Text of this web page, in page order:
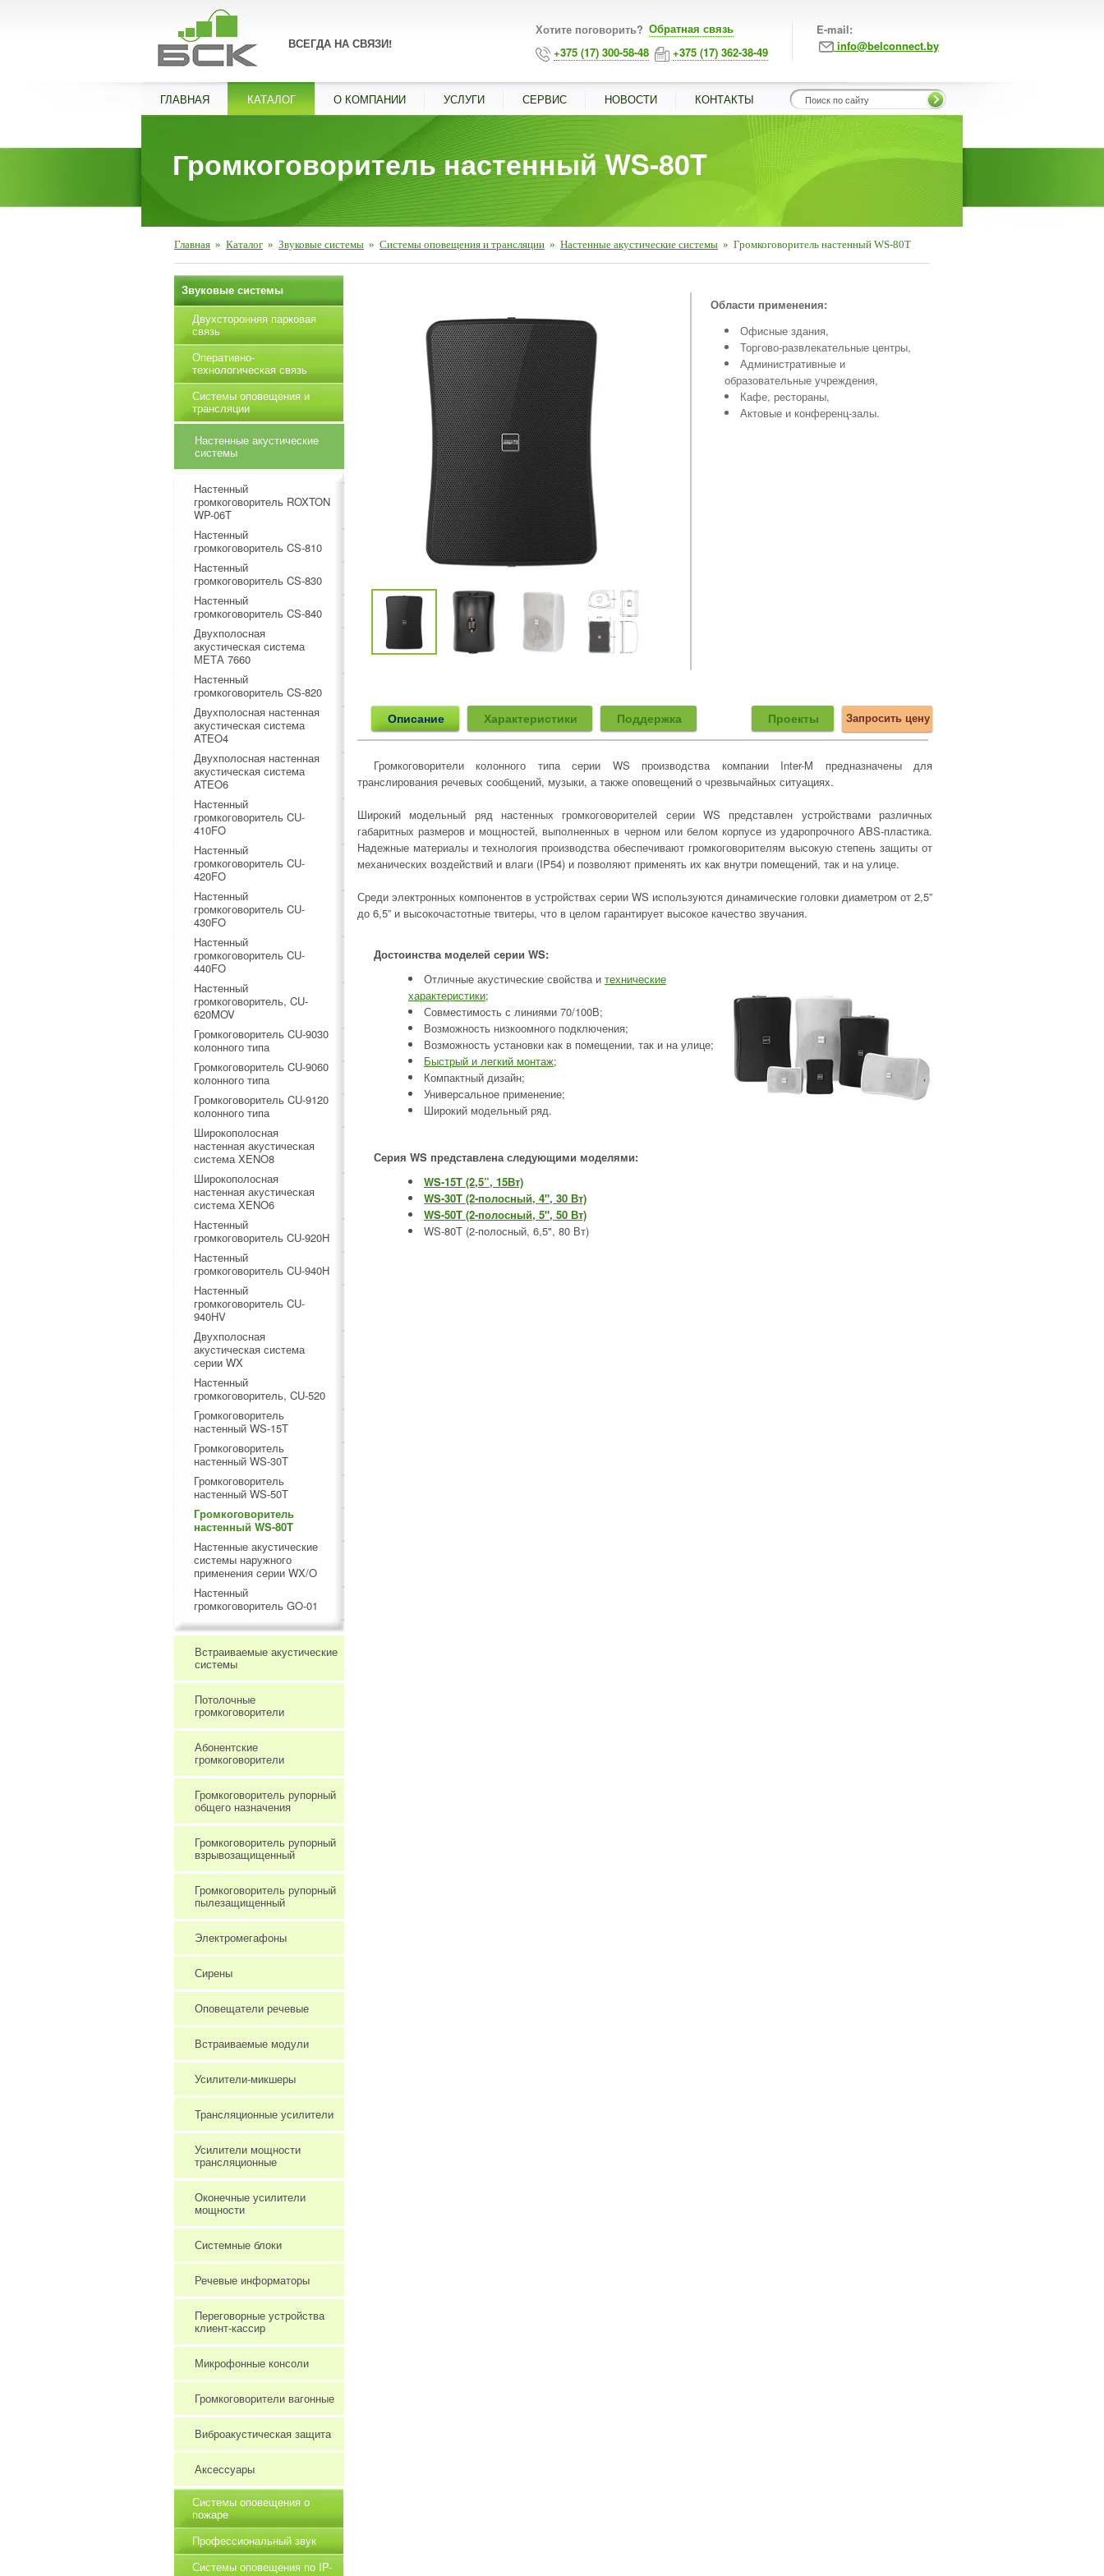
ВСЕГДА НА СВЯЗИ!
Хотите поговорить? Обратная связь
+375 (17) 300-58-48
+375 (17) 362-38-49
E-mail:
info@belconnect.by
ГЛАВНАЯ КАТАЛОГ О КОМПАНИИ УСЛУГИ СЕРВИС НОВОСТИ КОНТАКТЫ
Громкоговоритель настенный WS-80T
Главная » Каталог » Звуковые системы » Системы оповещения и трансляции » Настенные акустические системы » Громкоговоритель настенный WS-80T
■
Области применения:
Офисные здания,
Торгово-развлекательные центры,
Административные и
образовательные учреждения,
Кафе, рестораны,
Актовые и конференц-залы.
Описание Характеристики Поддержка Проекты Запросить цену
Громкоговорители колонного типа серии WS производства компании Inter-M предназначены для
транслирования речевых сообщений, музыки, а также оповещений о чрезвычайных ситуациях.
Широкий модельный ряд настенных громкоговорителей серии WS представлен устройствами различных
габаритных размеров и мощностей, выполненных в черном или белом корпусе из ударопрочного ABS-пластика.
Надежные материалы и технология производства обеспечивают громкоговорителям высокую степень защиты от
механических воздействий и влаги (IP54) и позволяют применять их как внутри помещений, так и на улице.
Среди электронных компонентов в устройствах серии WS используются динамические головки диаметром от 2,5”
до 6,5” и высокочастотные твитеры, что в целом гарантирует высокое качество звучания.
Достоинства моделей серии WS:
Отличные акустические свойства и технические
характеристики;
Совместимость с линиями 70/100В;
Возможность низкоомного подключения;
Возможность установки как в помещении, так и на улице;
Быстрый и легкий монтаж;
Компактный дизайн;
Универсальное применение;
Широкий модельный ряд.
Серия WS представлена следующими моделями:
WS-15T (2,5”, 15Вт)
WS-30T (2-полосный, 4", 30 Вт)
WS-50T (2-полосный, 5", 50 Вт)
WS-80T (2-полосный, 6,5", 80 Вт)
Звуковые системы
Двухсторонняя парковая
связь
Оперативно-
технологическая связь
Системы оповещения и
трансляции
Настенные акустические
системы
Настенный
громкоговоритель ROXTON
WP-06T
Настенный
громкоговоритель CS-810
Настенный
громкоговоритель CS-830
Настенный
громкоговоритель CS-840
Двухполосная
акустическая система
МЕТА 7660
Настенный
громкоговоритель CS-820
Двухполосная настенная
акустическая система
ATEO4
Двухполосная настенная
акустическая система
ATEO6
Настенный
громкоговоритель CU-
410FO
Настенный
громкоговоритель CU-
420FO
Настенный
громкоговоритель CU-
430FO
Настенный
громкоговоритель CU-
440FO
Настенный
громкоговоритель, CU-
620MOV
Громкоговоритель CU-9030
колонного типа
Громкоговоритель CU-9060
колонного типа
Громкоговоритель CU-9120
колонного типа
Широкополосная
настенная акустическая
система XENO8
Широкополосная
настенная акустическая
система XENO6
Настенный
громкоговоритель CU-920H
Настенный
громкоговоритель CU-940H
Настенный
громкоговоритель CU-
940HV
Двухполосная
акустическая система
серии WX
Настенный
громкоговоритель, CU-520
Громкоговоритель
настенный WS-15T
Громкоговоритель
настенный WS-30T
Громкоговоритель
настенный WS-50T
Громкоговоритель
настенный WS-80T
Настенные акустические
системы наружного
применения серии WX/O
Настенный
громкоговоритель GO-01
Встраиваемые акустические
системы
Потолочные
громкоговорители
Абонентские
громкоговорители
Громкоговоритель рупорный
общего назначения
Громкоговоритель рупорный
взрывозащищенный
Громкоговоритель рупорный
пылезащищенный
Электромегафоны
Сирены
Оповещатели речевые
Встраиваемые модули
Усилители-микшеры
Трансляционные усилители
Усилители мощности
трансляционные
Оконечные усилители
мощности
Системные блоки
Речевые информаторы
Переговорные устройства
клиент-кассир
Микрофонные консоли
Громкоговорители вагонные
Виброакустическая защита
Аксессуары
Системы оповещения о
пожаре
Профессиональный звук
Системы оповещения по IP-